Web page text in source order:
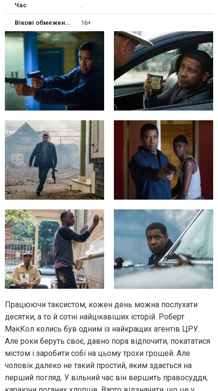
Час
Вікові обмеження 16+
Працюючи таксистом, кожен день можна послухати
десятки, а то й сотні найцікавіших історій. Роберт
МакКол колись був одним із найкращих агентів ЦРУ.
Але роки беруть своє, давно пора відпочити, покататися
містом і заробити собі на цьому трохи грошей. Але
чоловік далеко не такий простий, яким здається на
перший погляд. У вільний час він вершить правосуддя,